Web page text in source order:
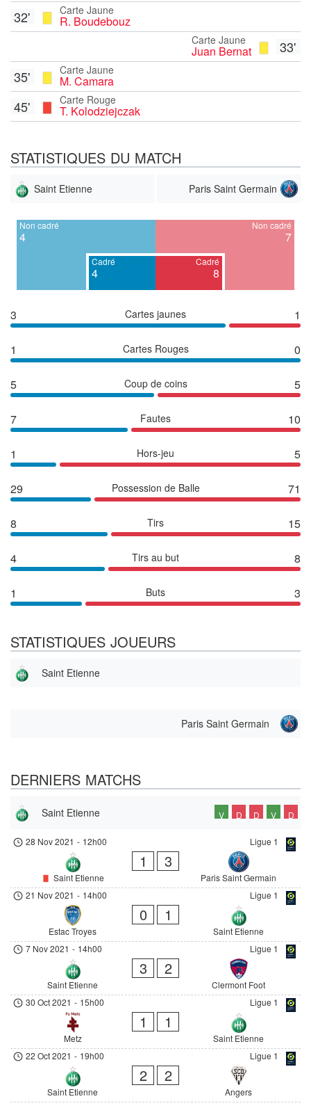
Carte Jaune
R. Boudebouz
32'
33'
Carte Jaune
Juan Bernat
Carte Jaune
M. Camara
35'
Carte Rouge
T. Kolodziejczak
45'
STATISTIQUES DU MATCH
Saint Etienne Paris Saint Germain
Non cadré
4
Cadré
4
Cadré
8
Non cadré
7
3 Cartes jaunes 1
1 Cartes Rouges 0
5 Coup de coins 5
7 Fautes 10
1 Hors-jeu 5
29 Possession de Balle 71
8 Tirs 15
4 Tirs au but 8
1 Buts 3
STATISTIQUES JOUEURS
Saint Etienne
Paris Saint Germain
DERNIERS MATCHS
Saint Etienne V D D V D
Ligue 1
28 Nov 2021 - 12h00
Saint Etienne
1 3
Paris Saint Germain
Ligue 1
21 Nov 2021 - 14h00
Estac Troyes
0 1
Saint Etienne
Ligue 1
7 Nov 2021 - 14h00
Saint Etienne
3 2
Clermont Foot
Ligue 1
30 Oct 2021 - 15h00
Metz
1 1
Saint Etienne
Ligue 1
22 Oct 2021 - 19h00
Saint Etienne
2 2
Angers